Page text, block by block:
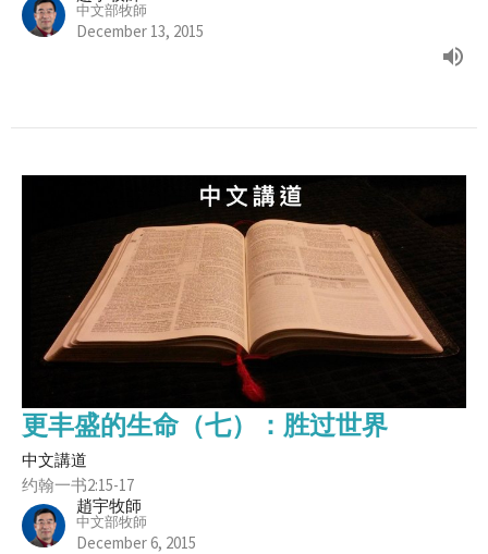
中文部牧師
December 13, 2015
更丰盛的生命（七）：胜过世界
中文講道
约翰一书2:15-17
趙宇牧師
中文部牧師
December 6, 2015